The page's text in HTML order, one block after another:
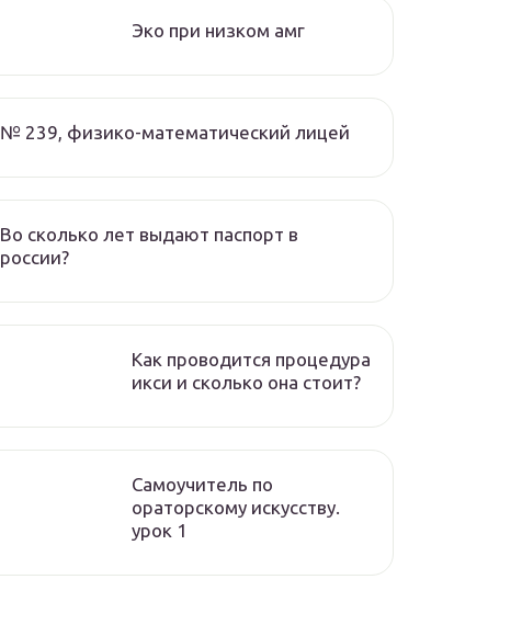
Эко при низком амг
№ 239, физико-математический лицей
Во сколько лет выдают паспорт в
россии?
Как проводится процедура
икси и сколько она стоит?
Самоучитель по
ораторскому искусству.
урок 1